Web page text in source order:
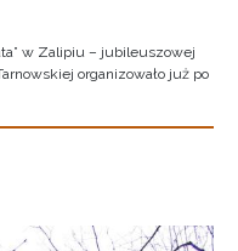
w Zalipiu – jubileuszowej
organizowało już po